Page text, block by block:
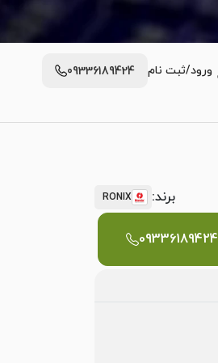
ورود/ثبت نام 09336189424
برند: RONIX
09336189424